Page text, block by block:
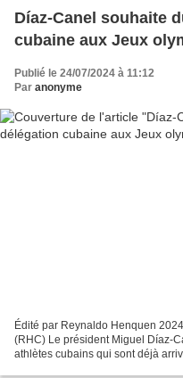
Díaz-Canel souhaite
cubaine aux Jeux
Publié le 24/07/2024 à 11:12
Par anonyme
Édité par Reynaldo Henquen
(RHC) Le président Miguel Díaz-
athlètes cubains qui sont déjà